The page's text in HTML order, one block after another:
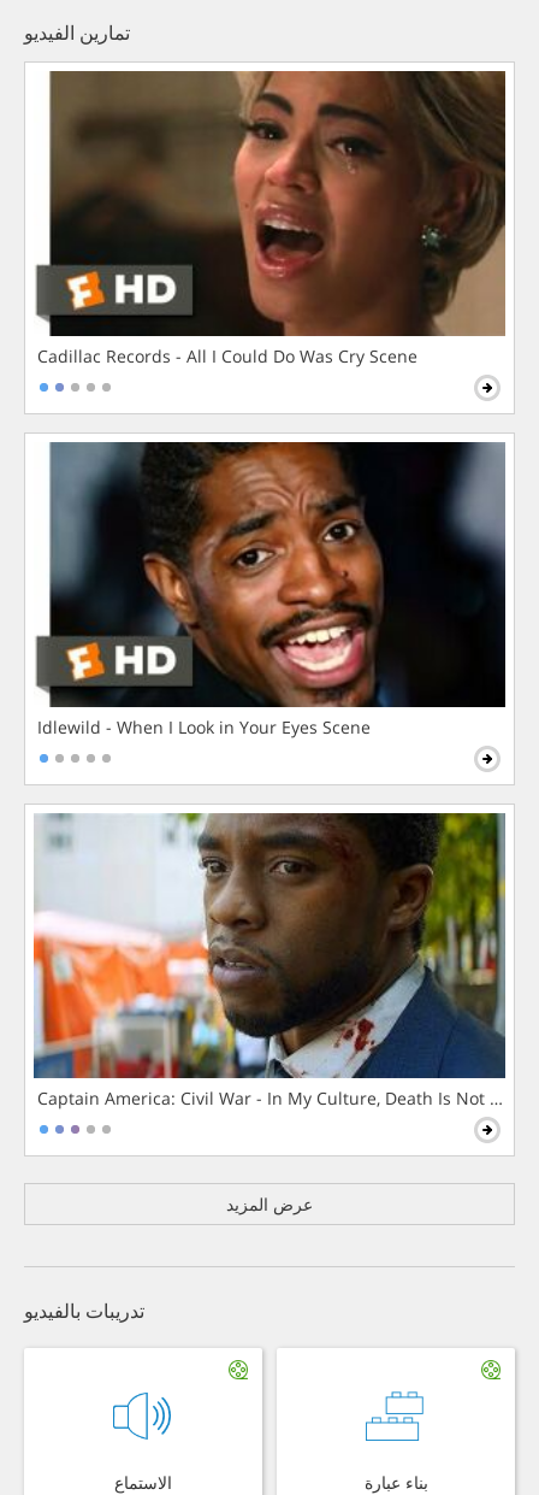
تمارين الفيديو
Cadillac Records - All I Could Do Was Cry Scene
Idlewild - When I Look in Your Eyes Scene
Captain America: Civil War - In My Culture, Death Is Not The
عرض المزيد
تدريبات بالفيديو
الاستماع بناء عبارة